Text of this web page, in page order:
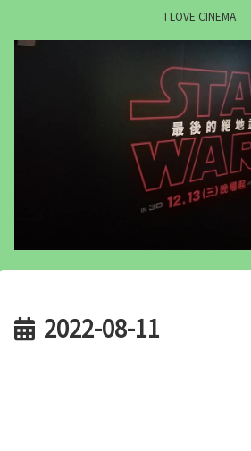
I LOVE CINEMA
2022-08-11